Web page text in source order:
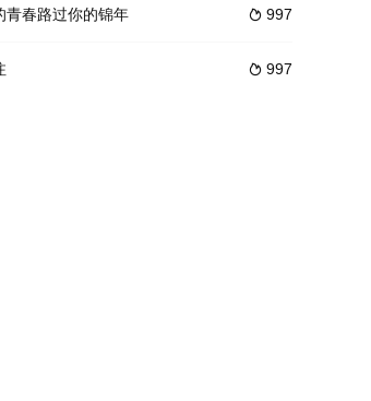
人
翻拍为电影，舞
的复杂
等原因已无恢复可能的四肢——的治疗方
 997
青春路过你的锦年
 997